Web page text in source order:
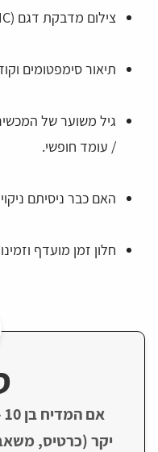
צילום מדבקת דגם (E‑NR / PNC) מדופן הדלת.
תיאור סימפטומים
גיל משוער של
/ עומד חופשי.
האם כבר ניסיתם
חלון זמן מועדף
יקר (כרטיס,